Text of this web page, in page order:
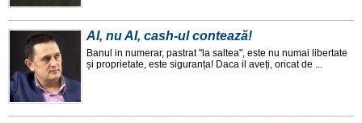
AI, nu AI, cash-ul contează!
Banul in numerar, pastrat "la saltea", este nu numai libertate
și proprietate, este siguranța! Daca il aveți, oricat de ...